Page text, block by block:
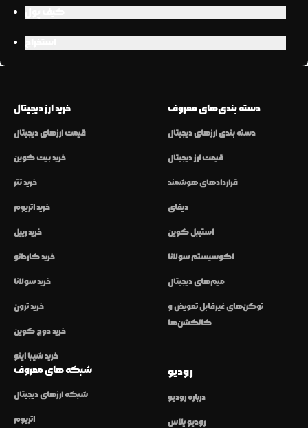
خرید ارز دیجیتال
قیمت ارزهای دیجیتال
خرید بیت کوین
خرید تتر
خرید اتریوم
خرید ریپل
خرید کاردانو
خرید سولانا
خرید ترون
خرید دوج کوین
خرید شیبا اینو
دسته بندی‌های معروف
دسته بندی ارزهای دیجیتال
قیمت ارز دیجیتال
قراردادهای هوشمند
دیفای
استیبل کوین
اکوسیستم سولانا
میم‌های دیجیتال
توکن‌های غیرقابل تعویض و
کالکشن‌ها
شبکه های معروف
شبکه ارزهای دیجیتال
اتریوم
رودیو
درباره رودیو
رودیو پلاس